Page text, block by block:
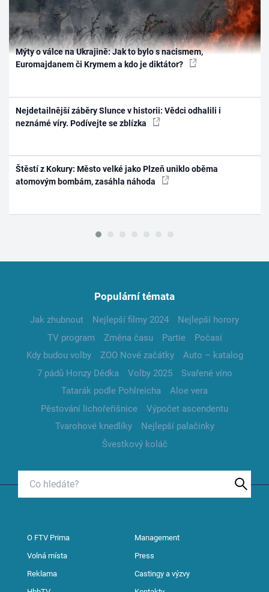
Mýty o válce na Ukrajině: Jak to bylo s nacismem,
Euromajdanem či Krymem a kdo je diktátor?
Nejdetailnější záběry Slunce v historii: Vědci odhalili i
neznámé víry. Podívejte se zblízka
Štěstí z Kokury: Město velké jako Plzeň uniklo oběma
atomovým bombám, zasáhla náhoda
Populární témata
Jak zhubnout Nejlepší filmy 2024
Nejlepší horory
TV program
Změna času Partie
Počasí
Kdy budou volby
ZOO Nové začátky
Auto – katalog
7 pádů Honzy Dědka
Volby 2025
Svařené víno
Tatarák podle Pohlreicha
Aloe vera
Pěstování lichořeřišnice
Výpočet ascendentu
Tvarohové knedlíky
Nejlepší palačinky
Švestkový koláč
O FTV Prima Management
Volná místa Press
Reklama Castingy a výzvy